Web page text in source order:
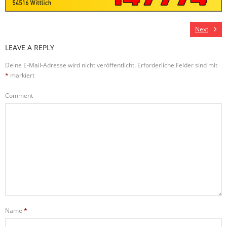
Next
LEAVE A REPLY
Deine E-Mail-Adresse wird nicht veröffentlicht. Erforderliche Felder sind mit
* markiert
Comment
Name *